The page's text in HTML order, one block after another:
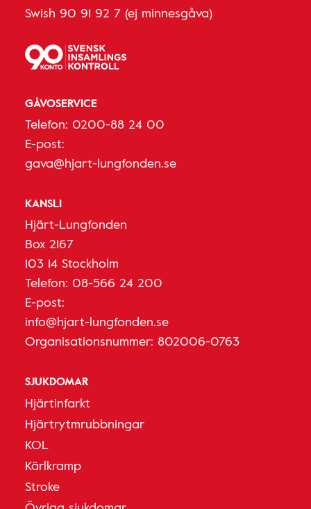
Swish 90 91 92 7 (ej minnesgåva)
GÅVOSERVICE
Telefon: 0200-88 24 00
E-post:
gava@hjart-lungfonden.se
KANSLI
Hjärt-Lungfonden
Box 2167
103 14 Stockholm
Telefon: 08-566 24 200
E-post:
info@hjart-lungfonden.se
Organisationsnummer: 802006-0763
SJUKDOMAR
Hjärtinfarkt
Hjärtrytmrubbningar
KOL
Kärlkramp
Stroke